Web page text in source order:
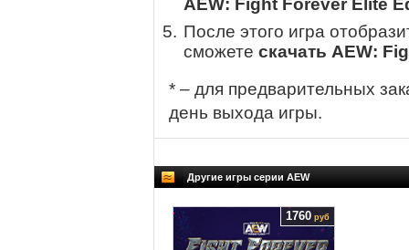
AEW: Fight Forever Elite
После этого игра
сможете скачать AEW:
* – для предварительных
день выхода игры.
Другие игры серии AEW
1760 руб